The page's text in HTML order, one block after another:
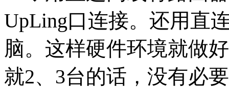
UpLing口连接。还用直
脑。这样硬件环境就做好
就2、3台的话，没有必